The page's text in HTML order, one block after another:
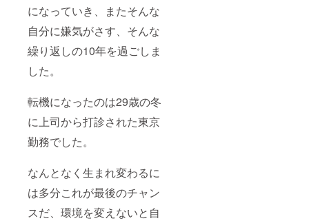
になっていき、またそんな
自分に嫌気がさす、そんな
繰り返しの10年を過ごしま
した。
転機になったのは29歳の冬
に上司から打診された東京
勤務でした。
なんとなく生まれ変わるに
は多分これが最後のチャン
スだ、環境を変えないと自